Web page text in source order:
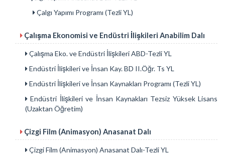
Çalgı Yapımı Programı (Tezli YL)
Çalışma Ekonomisi ve Endüstri İlişkileri Anabilim Dalı
Çalışma Eko. ve Endüstri İlişkileri ABD-Tezli YL
Endüstri İlişkileri ve İnsan Kay. BD II.Öğr. Ts YL
Endüstri İlişkileri ve İnsan Kaynakları Programı (Tezli YL)
Endüstri İlişkileri ve İnsan Kaynakları Tezsiz Yüksek Lisans
(Uzaktan Öğretim)
Çizgi Film (Animasyon) Anasanat Dalı
Çizgi Film (Animasyon) Anasanat Dalı-Tezli YL